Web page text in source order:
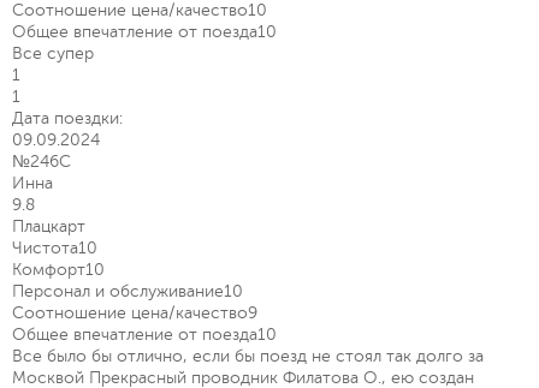
Соотношение цена/качество10
Общее впечатление от поезда10
Все супер
1
1
Дата поездки:
09.09.2024
№246С
Инна
9.8
Плацкарт
Чистота10
Комфорт10
Персонал и обслуживание10
Соотношение цена/качество9
Общее впечатление от поезда10
Все было бы отлично, если бы поезд не стоял так долго за
Москвой Прекрасный проводник Филатова О., ею создан